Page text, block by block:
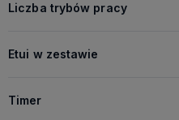
Liczba trybów pracy
Etui w zestawie
Timer